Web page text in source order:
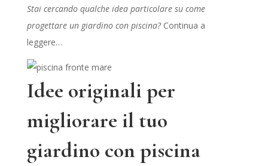
Stai cercando qualche idea particolare su come
progettare un giardino con piscina?Continua a
leggere…
Idee originali per
migliorare il tuo
giardino con piscina